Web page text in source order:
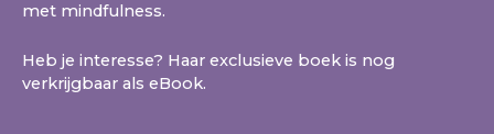
met mindfulness.
Heb je interesse? Haar exclusieve boek is nog
verkrijgbaar als eBook.